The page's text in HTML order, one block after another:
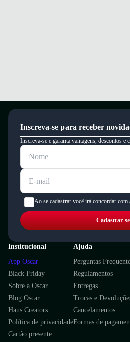
Inscreva-se para receber
Inscreva-se e garanta vantagens, descontos e
Ao se cadastrar você irá concordar
Cadastrar-se
Institucional
App Oscar
Black Friday
Sobre a Oscar
Blog Oscar
Haus Creators
Política de privacidade
Cartão presente
Ajuda
Perguntas
Regulamentos
Entregas
Trocas e
Cancelamentos
Formas de